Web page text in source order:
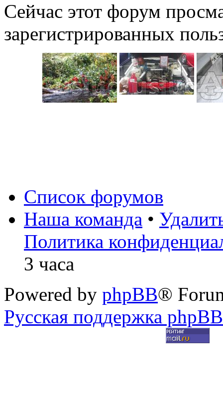
Сейчас этот форум
зарегистрированных
Список форумов
Наша команда •
Политика
3 часа
Powered by phpBB®
Русская поддержка phpBB